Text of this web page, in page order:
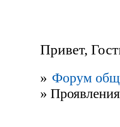
Привет,
» Форум
»